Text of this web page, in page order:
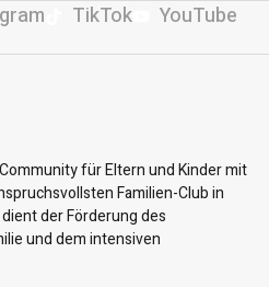
TikTok YouTube
für Eltern und Kinder mit
Familien-Club in
der Förderung des
und dem intensiven